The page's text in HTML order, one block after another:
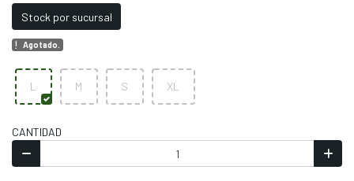
Stock por sucursal
Agotado.
L M S XL
CANTIDAD